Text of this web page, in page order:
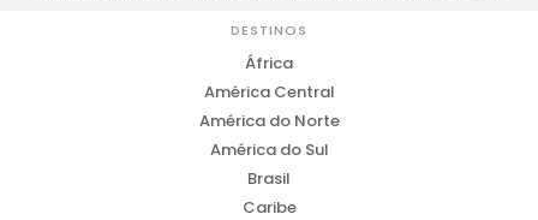
DESTINOS
África
América Central
América do Norte
América do Sul
Brasil
Caribe